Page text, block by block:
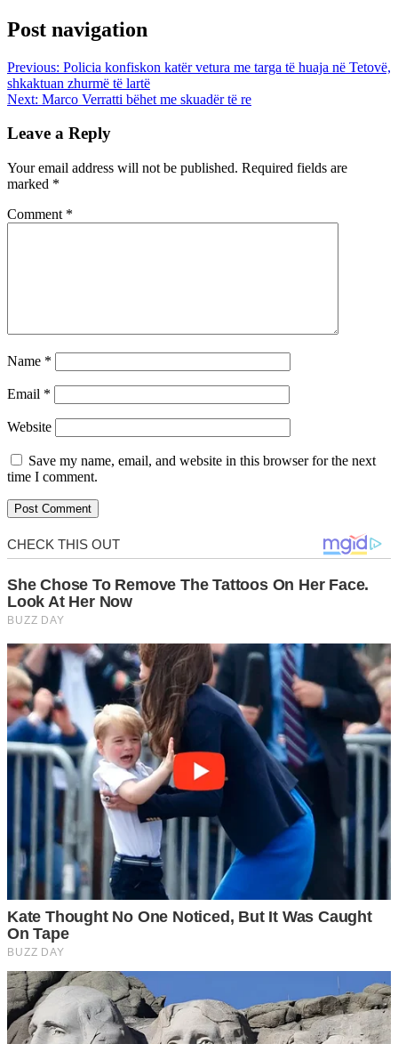
Post navigation
Previous: Policia konfiskon katër vetura me targa të huaja në Tetovë,
shkaktuan zhurmë të lartë
Next: Marco Verratti bëhet me skuadër të re
Leave a Reply
Your email address will not be published. Required fields are
marked *
Comment *
Name *
Email *
Website
Save my name, email, and website in this browser for the next
time I comment.